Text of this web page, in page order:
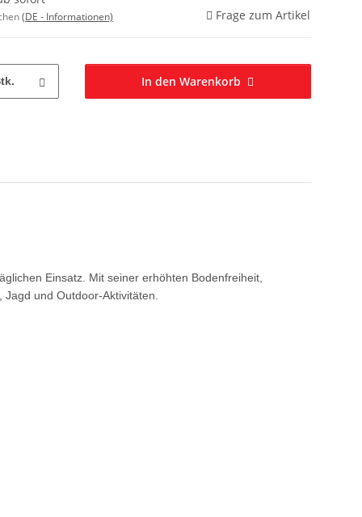
(DE - Informationen) Frage zum Artikel
In den Warenkorb
Einsatz. Mit seiner erhöhten Bodenfreiheit,
und Outdoor-Aktivitäten.